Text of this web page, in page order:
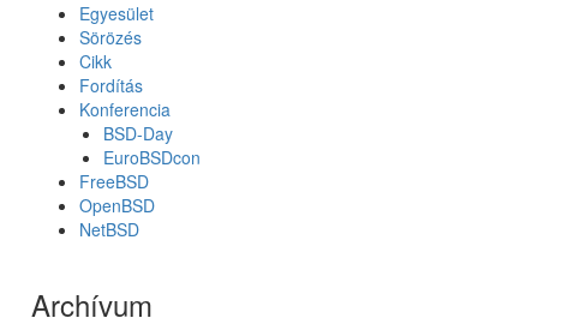
Egyesület
Sörözés
Cikk
Fordítás
Konferencia
BSD-Day
EuroBSDcon
FreeBSD
OpenBSD
NetBSD
Archívum